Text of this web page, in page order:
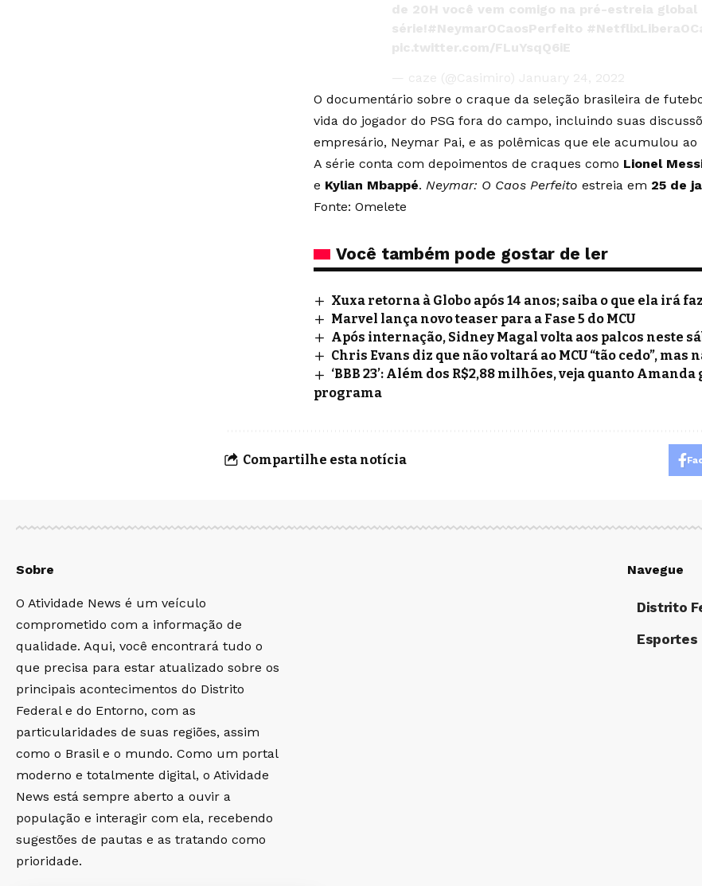
de 20H você vem comigo na pré-estreia global
série!#NeymarOCaosPerfeito
pic.twitter.com/FLuYsqQ6iE
— caze (@Casimiro)
January 24, 2022
O documentário sobre o craque da seleção brasileira de
vida do jogador do PSG fora do campo, incluindo suas
empresário, Neymar Pai, e as polêmicas que ele acumulou ao
A série conta com depoimentos de craques como Lionel
e Kylian Mbappé. Neymar: O Caos Perfeito estreia em 25 de
Fonte: Omelete
Você também pode gostar de ler
Xuxa retorna à Globo após 14 anos; saiba o que ela irá
Marvel lança novo teaser para a Fase 5 do MCU
Após internação, Sidney Magal volta aos palcos neste
Chris Evans diz que não voltará ao MCU “tão cedo”,
‘BBB 23’: Além dos R$2,88 milhões, veja quanto
programa
Compartilhe esta notícia
Sobre
O Atividade News é um veículo
comprometido com a informação de
qualidade. Aqui, você encontrará tudo o
que precisa para estar atualizado sobre os
principais acontecimentos do Distrito
Federal e do Entorno, com as
particularidades de suas regiões, assim
como o Brasil e o mundo. Como um portal
moderno e totalmente digital, o Atividade
News está sempre aberto a ouvir a
população e interagir com ela, recebendo
sugestões de pautas e as tratando como
prioridade.
Navegue
Distrito
Esportes